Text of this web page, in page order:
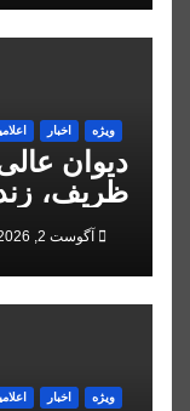
ویژه اخبار
دیوان
ظریف،
کردآگوست 2, 2026
ویژه اخبار